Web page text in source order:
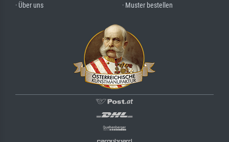
· Über uns
· Muster bestellen